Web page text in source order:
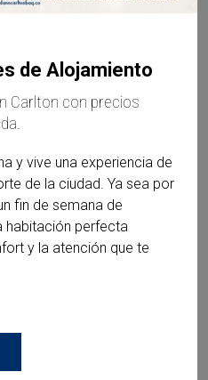
additional cost)
de Alojamiento
Carlton con precios
y vive una experiencia de
de la ciudad. Ya sea por
fin de semana de
habitación perfecta
y la atención que te